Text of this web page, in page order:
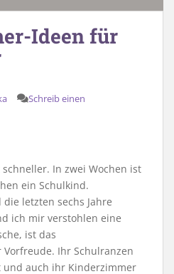
Ideen für
Schreib einen
In zwei Wochen ist
ein Schulkind.
letzten sechs Jahre
ich mir verstohlen eine
ist das
Ihr Schulranzen
auch ihr Kinderzimmer